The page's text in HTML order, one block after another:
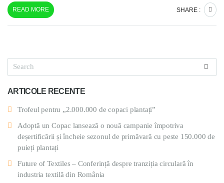
READ MORE SHARE :
ARTICOLE RECENTE
Trofeul pentru „2.000.000 de copaci plantați”
Adoptă un Copac lansează o nouă campanie împotriva
deșertificării și încheie sezonul de primăvară cu peste 150.000 de
puieți plantați
Future of Textiles – Conferință despre tranziția circulară în
industria textilă din România